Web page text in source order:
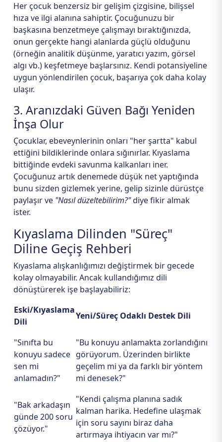
Her çocuk benzersiz bir gelişim çizgisine, bilişsel
hıza ve ilgi alanına sahiptir. Çocuğunuzu bir
başkasına benzetmeye çalışmayı bıraktığınızda,
onun gerçekte hangi alanlarda güçlü olduğunu
(örneğin analitik düşünme, yaratıcı yazım, görsel
algı vb.) keşfetmeye başlarsınız. Kendi potansiyeline
uygun yönlendirilen çocuk, başarıya çok daha kolay
ulaşır.
3. Aranızdaki Güven Bağı Yeniden
İnşa Olur
Çocuklar, ebeveynlerinin onları "her şartta" kabul
ettiğini bildiklerinde onlara sığınırlar. Kıyaslama
bittiğinde evdeki savunma kalkanları iner.
Çocuğunuz artık denemede düşük net yaptığında
bunu sizden gizlemek yerine, gelip sizinle dürüstçe
paylaşır ve "Nasıl düzeltebilirim?"diye fikir almak
ister.
Kıyaslama Dilinden "Süreç"
Diline Geçiş Rehberi
Kıyaslama alışkanlığımızı değiştirmek bir gecede
kolay olmayabilir. Ancak kullandığımız dili
dönüştürerek işe başlayabiliriz:
Eski/Kıyaslama
Dili
Yeni/Süreç Odaklı Destek Dili
"Sınıfta bu
konuyu sadece
sen mi
anlamadın?"
"Bu konuyu anlamakta zorlandığını
görüyorum. Üzerinden birlikte
geçelim mi ya da farklı bir yöntem
mi denesek?"
"Bak arkadaşın
günde 200 soru
çözüyor."
"Kendi çalışma planına sadık
kalman harika. Hedefine ulaşmak
için soru sayını biraz daha
artırmaya ihtiyacın var mı?"